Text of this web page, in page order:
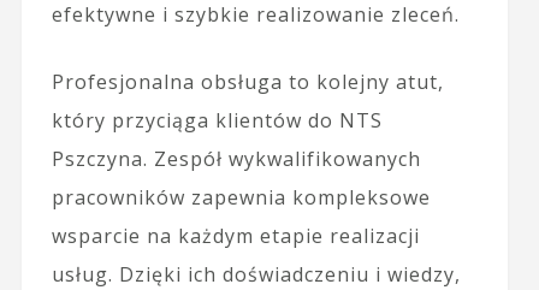
efektywne i szybkie realizowanie zleceń.
Profesjonalna obsługa to kolejny atut,
który przyciąga klientów do NTS
Pszczyna. Zespół wykwalifikowanych
pracowników zapewnia kompleksowe
wsparcie na każdym etapie realizacji
usług. Dzięki ich doświadczeniu i wiedzy,